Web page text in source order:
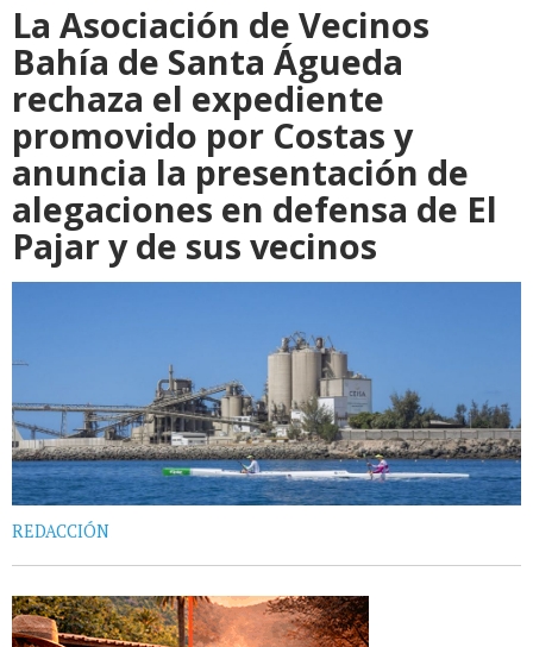
La Asociación de Vecinos
Bahía de Santa Águeda
rechaza el expediente
promovido por Costas y
anuncia la presentación de
alegaciones en defensa de El
Pajar y de sus vecinos
REDACCIÓN